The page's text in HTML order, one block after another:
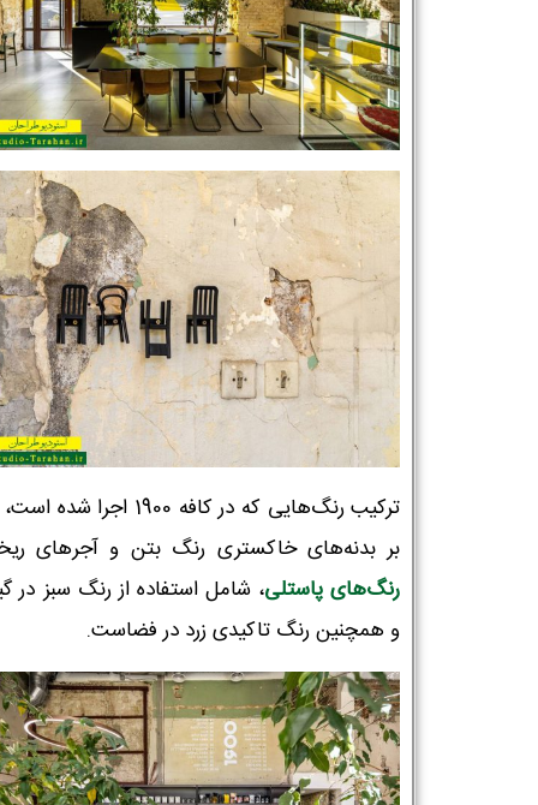
ترکیب رنگ‌هایی که در کافه 1900 اجرا
بر بدنه‌های خاکستری رنگ بتن و آجرهای
رنگ‌های پاستلی، شامل استفاده از رنگ سبز در
و همچنین رنگ تاکیدی زرد در فضاست.